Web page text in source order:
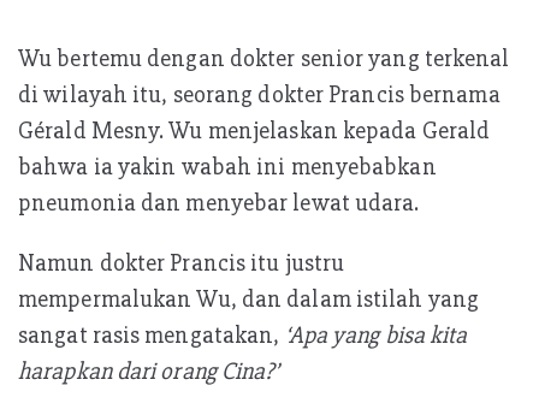
Wu bertemu dengan dokter senior yang terkenal
di wilayah itu, seorang dokter Prancis bernama
Gérald Mesny. Wu menjelaskan kepada Gerald
bahwa ia yakin wabah ini menyebabkan
pneumonia dan menyebar lewat udara.
Namun dokter Prancis itu justru
mempermalukan Wu, dan dalam istilah yang
sangat rasis mengatakan, ‘Apa yang bisa kita
harapkan dari orang Cina?’